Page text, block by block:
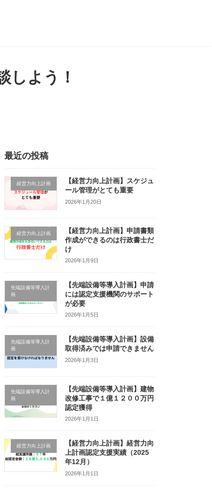
しよう！
最近の投稿
経営力向上計画
【経営力向上計画】スケジュ
ール管理がとても重要
2026年1月20日
経営力向上計画
【経営力向上計画】申請書類
作成ができるのは行政書士だ
け
2026年1月9日
先端設備等導入計
画
【先端設備等導入計画】申請
には認定支援機関のサポート
が必要
2026年1月5日
先端設備等導入計
画
【先端設備等導入計画】設備
取得済みでは申請できません
2026年1月3日
先端設備等導入計
画
【先端設備等導入計画】建物
改修工事で１億１２００万円
認定獲得
2026年1月1日
経営力向上計画
【経営力向上計画】経営力向
上計画認定支援実績（2025
年12月）
2026年1月1日